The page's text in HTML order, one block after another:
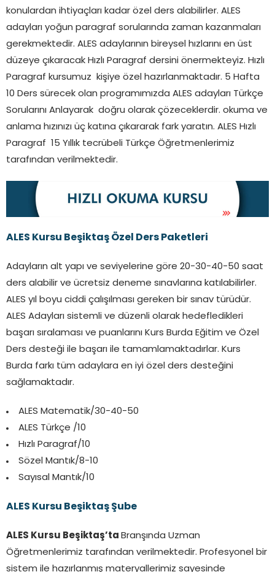
konulardan ihtiyaçları kadar özel ders alabilirler. ALES
adayları yoğun paragraf sorularında zaman kazanmaları
gerekmektedir. ALES adaylarının bireysel hızlarını en üst
düzeye çıkaracak Hızlı Paragraf dersini önermekteyiz. Hızlı
Paragraf kursumuz kişiye özel hazırlanmaktadır. 5 Hafta
10 Ders sürecek olan programımızda ALES adayları Türkçe
Sorularını Anlayarak doğru olarak çözeceklerdir. okuma ve
anlama hızınızı üç katına çıkararak fark yaratın. ALES Hızlı
Paragraf 15 Yıllık tecrübeli Türkçe Öğretmenlerimiz
tarafından verilmektedir.
ALES Kursu Beşiktaş Özel Ders Paketleri
Adayların alt yapı ve seviyelerine göre 20-30-40-50 saat
ders alabilir ve ücretsiz deneme sınavlarına katılabilirler.
ALES yıl boyu ciddi çalışılması gereken bir sınav türüdür.
ALES Adayları sistemli ve düzenli olarak hedefledikleri
başarı sıralaması ve puanlarını Kurs Burda Eğitim ve Özel
Ders desteği ile başarı ile tamamlamaktadırlar. Kurs
Burda farkı tüm adaylara en iyi özel ders desteğini
sağlamaktadır.
ALES Matematik/30-40-50
ALES Türkçe /10
Hızlı Paragraf/10
Sözel Mantık/8-10
Sayısal Mantık/10
ALES Kursu Beşiktaş Şube
ALES Kursu Beşiktaş’ta Branşında Uzman
Öğretmenlerimiz tarafından verilmektedir. Profesyonel bir
sistem ile hazırlanmış materyallerimiz sayesinde